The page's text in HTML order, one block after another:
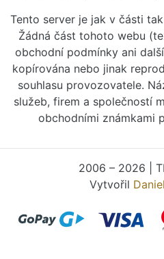
Tento server je jak v části
Žádná část tohoto webu
obchodní podmínky ani
kopírována nebo jinak
souhlasu provozovatele.
služeb, firem a společností
obchodními známkami
2006 – 2026 |
Vytvořil